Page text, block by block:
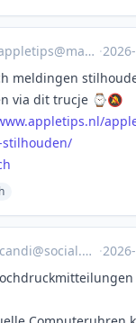
·
meldingen
via dit trucje ⌚️🔕
appletips.nl/
stilhouden/
·